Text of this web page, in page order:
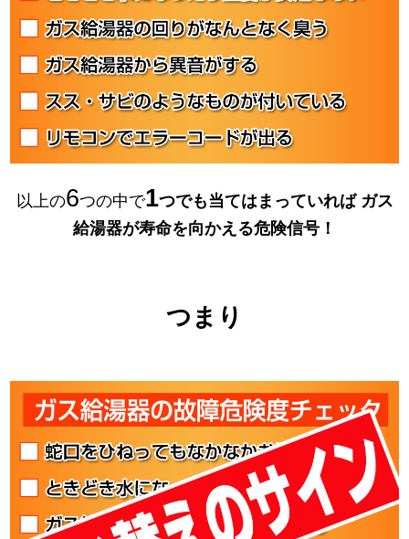
以上の6つの中で1つでも当てはまっていればガス
給湯器が寿命を向かえる危険信号！
つまり